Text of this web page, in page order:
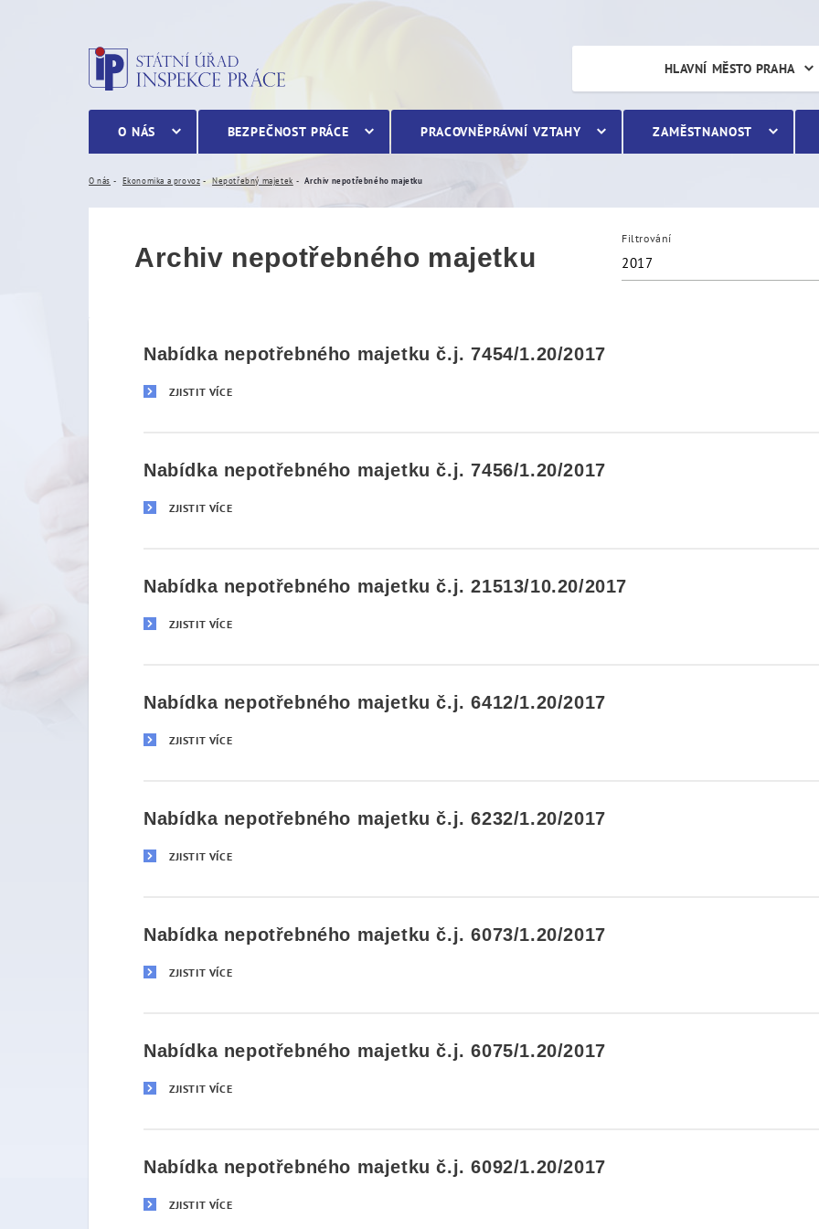
Archiv nepotřebného majetku
HLAVNÍ MĚSTO PRAHA
O NÁS BEZPEČNOST PRÁCE PRACOVNĚPRÁVNÍ VZTAHY ZAMĚSTNANOST
O nás Ekonomika a provoz Nepotřebný majetek Archiv nepotřebného majetku
Archiv nepotřebného majetku
Filtrování
2017
Nabídka nepotřebného majetku č.j. 7454/1.20/2017
ZJISTIT VÍCE
Nabídka nepotřebného majetku č.j. 7456/1.20/2017
ZJISTIT VÍCE
Nabídka nepotřebného majetku č.j. 21513/10.20/2017
ZJISTIT VÍCE
Nabídka nepotřebného majetku č.j. 6412/1.20/2017
ZJISTIT VÍCE
Nabídka nepotřebného majetku č.j. 6232/1.20/2017
ZJISTIT VÍCE
Nabídka nepotřebného majetku č.j. 6073/1.20/2017
ZJISTIT VÍCE
Nabídka nepotřebného majetku č.j. 6075/1.20/2017
ZJISTIT VÍCE
Nabídka nepotřebného majetku č.j. 6092/1.20/2017
ZJISTIT VÍCE